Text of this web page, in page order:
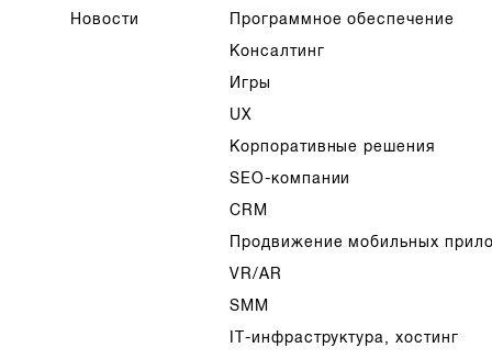
Новости
Программное обеспечение
Консалтинг
Игры
UX
Корпоративные решения
SEO-компании
CRM
Продвижение мобильных
VR/AR
SMM
IT-инфраструктура, хостинг